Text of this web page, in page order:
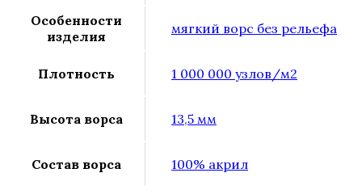
Особенности
изделия
мягкий ворс без рельефа
Плотность 1 000 000 узлов/м2
Высота ворса 13,5 мм
Состав ворса 100% акрил